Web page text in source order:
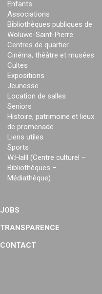
Enfants
Associations
Bibliothèques publiques de
Woluwe-Saint-Pierre
Centres de quartier
Cinéma, théâtre et musées
Cultes
Expositions
Jeunesse
Location de salles
Seniors
Histoire, patrimoine et lieux
de promenade
Liens utiles
Sports
W:Halll (Centre culturel –
Bibliothèques –
Médiathèque)
JOBS
TRANSPARENCE
CONTACT